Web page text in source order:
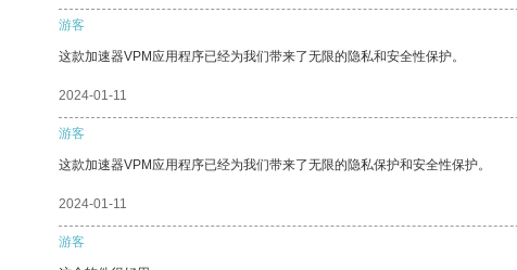
游客
这款加速器VPM应用程序已经为我们带来了无限的隐私和安全性保护。
2024-01-11
游客
这款加速器VPM应用程序已经为我们带来了无限的隐私保护和安全性保护。
2024-01-11
游客